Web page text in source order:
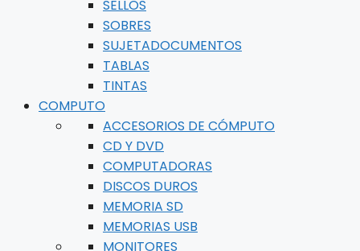
SELLOS
SOBRES
SUJETADOCUMENTOS
TABLAS
TINTAS
COMPUTO
ACCESORIOS DE CÓMPUTO
CD Y DVD
COMPUTADORAS
DISCOS DUROS
MEMORIA SD
MEMORIAS USB
MONITORES